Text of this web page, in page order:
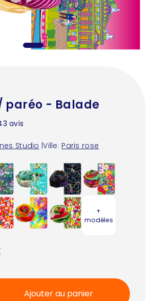
paréo - Balade
Studio |Ville: Paris rose
avis
+
modèles
Ajouter au panier